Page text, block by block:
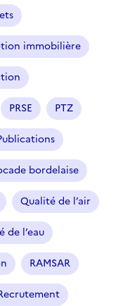
immobilière
PRSE PTZ
bordelaise
Qualité de l’air
de l’eau
RAMSAR